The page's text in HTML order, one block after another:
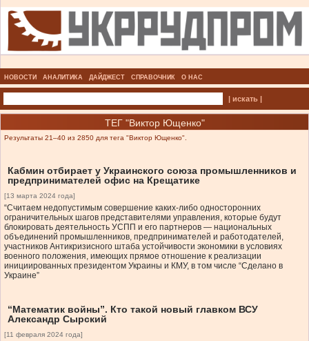
НОВОСТИ АНАЛИТИКА ДАЙДЖЕСТ СПРАВОЧНИК О НАС
| искать |
ТЕГ "Виктор Ющенко"
Результаты 21–40 из 2850 для тега "Виктор Ющенко".
Кабмин отбирает у Украинского союза промышленников и
предпринимателей офис на Крещатике
[13 марта 2024 года]
“Считаем недопустимым совершение каких-либо односторонних
ограничительных шагов представителями управления, которые будут
блокировать деятельность УСПП и его партнеров — национальных
объединений промышленников, предпринимателей и работодателей,
участников Антикризисного штаба устойчивости экономики в условиях
военного положения, имеющих прямое отношение к реализации
инициированных президентом Украины и КМУ, в том числе “Сделано в
Украине”
“Математик войны”. Кто такой новый главком ВСУ
Александр Сырский
[11 февраля 2024 года]